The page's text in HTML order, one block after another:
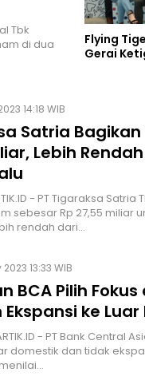
Tbk
di dua
Flying
Gerai
14:18 WIB
Satria
Lebih
- PT Tigaraksa
sebesar Rp 27,55 miliar
rendah dari…
13:33 WIB
BCA Pilih
ke Luar
- PT Bank Central
domestik dan tidak